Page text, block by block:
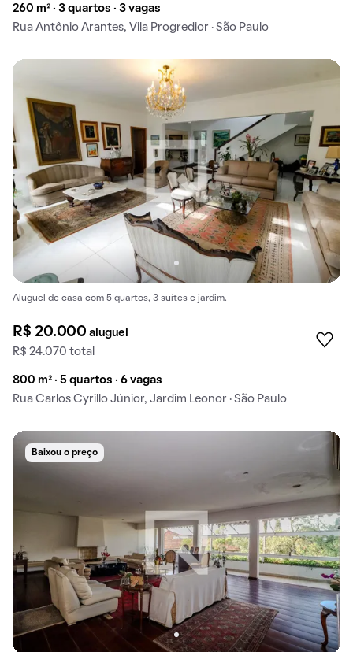
260 m² · 3 quartos · 3 vagas
Rua Antônio Arantes, Vila Progredior · São Paulo
Aluguel de casa com 5 quartos, 3 suítes e jardim.
R$ 20.000aluguel
R$ 24.070 total
800 m² · 5 quartos · 6 vagas
Rua Carlos Cyrillo Júnior, Jardim Leonor · São Paulo
Baixou o preço